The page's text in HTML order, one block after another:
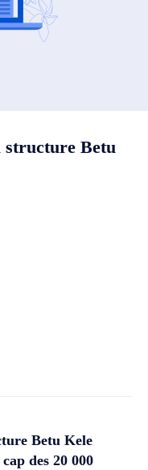
structure Betu
Betu Kele
des 20 000